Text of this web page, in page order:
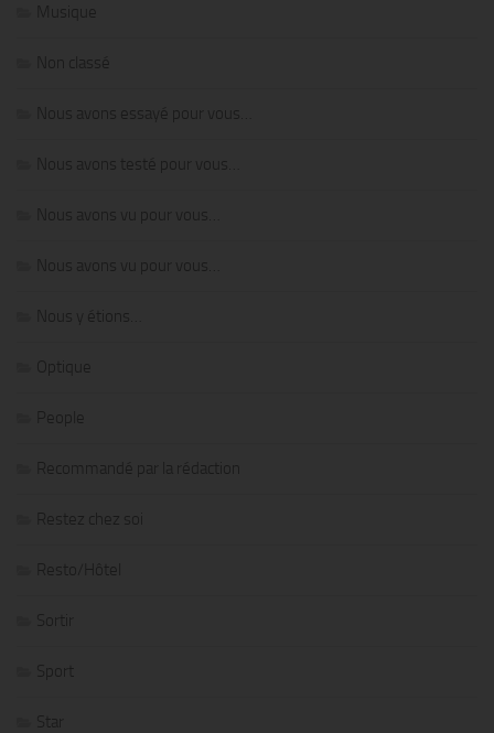
Musique
Non classé
Nous avons essayé pour vous…
Nous avons testé pour vous…
Nous avons vu pour vous…
Nous avons vu pour vous…
Nous y étions…
Optique
People
Recommandé par la rédaction
Restez chez soi
Resto/Hôtel
Sortir
Sport
Star